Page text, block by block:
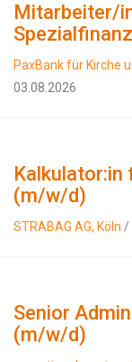
Mitarbeiter/
PaxBank für Kirche
03.08.2026
Kalkulator:in
(m/w/d)
STRABAG AG, Köln /
Senior
(m/w/d)